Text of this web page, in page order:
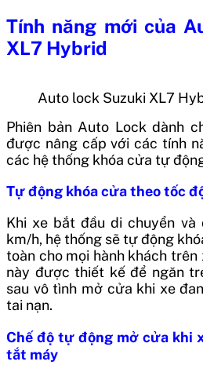
Tính năng mới của
XL7 Hybrid
Auto lock Suzuki XL7
Phiên bản Auto Lock dành
được nâng cấp với các tính
các hệ thống khóa cửa tự
Tự động khóa cửa theo tốc
Khi xe bắt đầu di chuyển
km/h, hệ thống sẽ tự động
toàn cho mọi hành khách
này được thiết kế để ngăn
sau vô tình mở cửa khi xe
tai nạn.
Chế độ tự động mở cửa khi
tắt máy